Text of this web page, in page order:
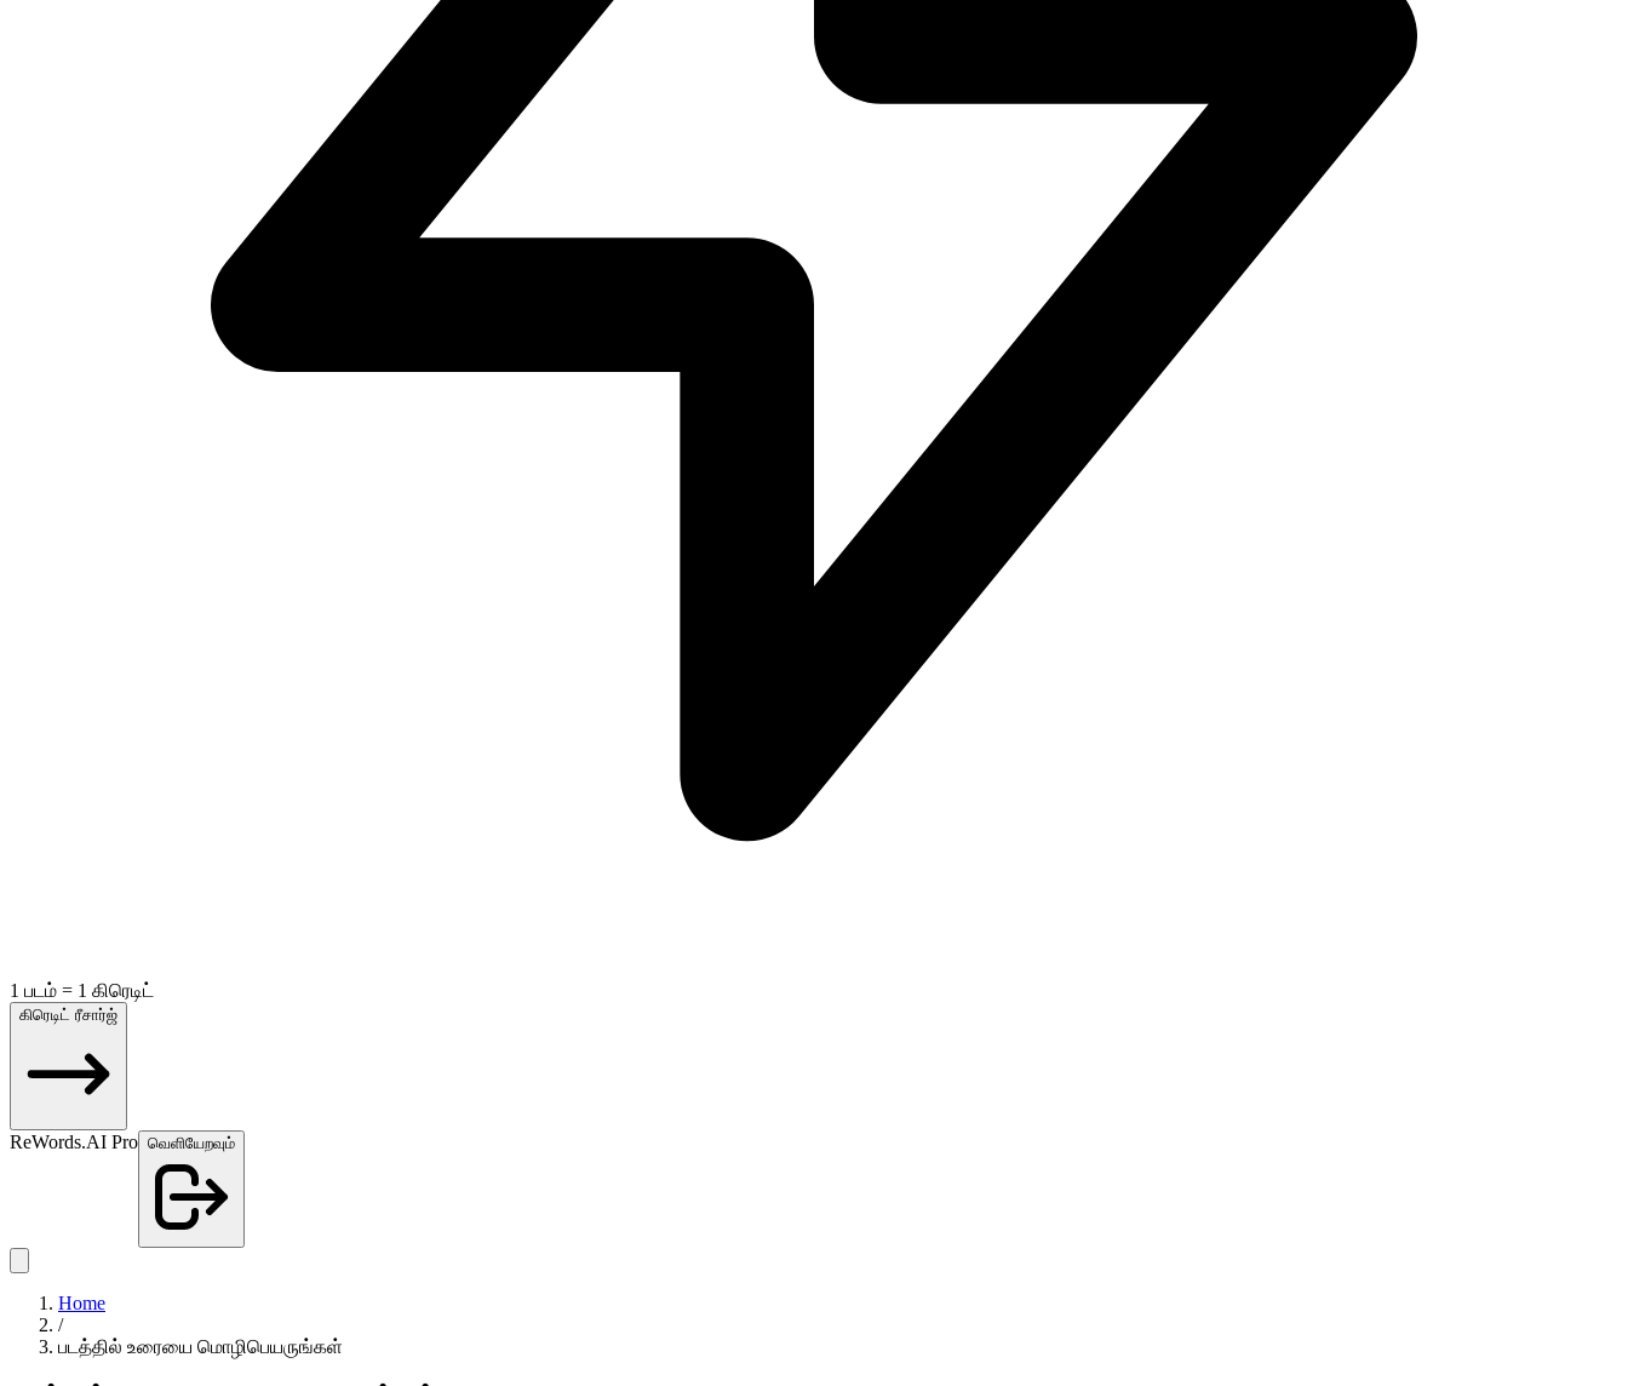
1 படம் = 1 கிரெடிட்
கிரெடிட் ரீசார்ஜ்
ReWords.AI Pro வெளியேறவும்
Home
/
படத்தில் உரையை மொழிபெயருங்கள்